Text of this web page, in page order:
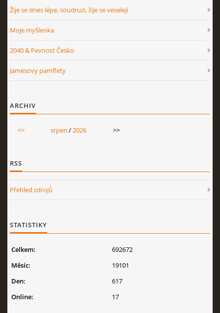
Žije se dnes lépe, soudruzi, žije se veseleji
Moje myšlenka
2040 & Pevnost Česko
Jamesovy pamflety
ARCHIV
<< srpen /2026 >>
RSS
Přehled zdrojů
STATISTIKY
Online: 17
Celkem:
692672
Měsíc:
19101
Den:
617